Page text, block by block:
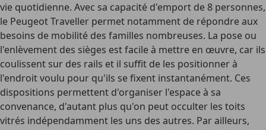
vie quotidienne. Avec sa capacité d'emport de 8 personnes,
le Peugeot Traveller permet notamment de répondre aux
besoins de mobilité des familles nombreuses. La pose ou
l'enlèvement des sièges est facile à mettre en œuvre, car ils
coulissent sur des rails et il suffit de les positionner à
l'endroit voulu pour qu'ils se fixent instantanément. Ces
dispositions permettent d'organiser l'espace à sa
convenance, d'autant plus qu'on peut occulter les toits
vitrés indépendamment les uns des autres. Par ailleurs,